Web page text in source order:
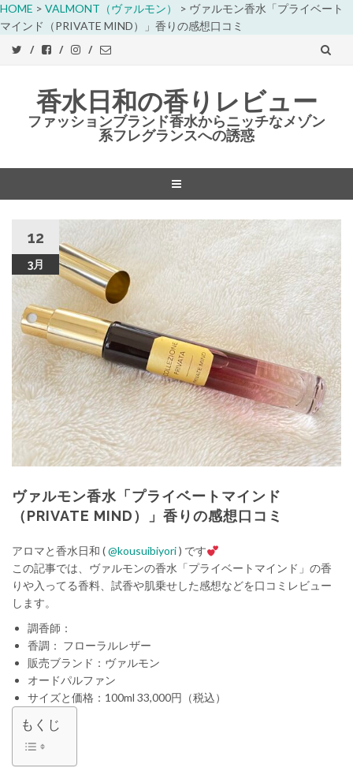
HOME > VALMONT（ヴァルモン） > ヴァルモン香水「プライベート
マインド（PRIVATE MIND）」香りの感想口コミ
香水日和の香りレビュー
ファッションブランド香水からニッチなメゾン
系フレグランスへの誘惑
12
3月
ヴァルモン香水「プライベートマインド
（PRIVATE MIND）」香りの感想口コミ
アロマと香水日和 (@kousuibiyori) です
この記事では、ヴァルモンの香水「プライベートマインド」の香
りや入ってる香料、試香や肌乗せした感想などを口コミレビュー
します。
調香師：
香調： フローラルレザー
販売ブランド：ヴァルモン
オードパルファン
サイズと価格：100ml 33,000円（税込）
もくじ